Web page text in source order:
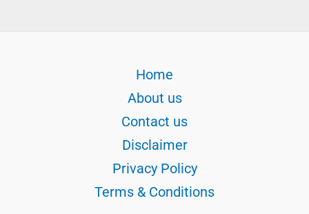
Home
About us
Contact us
Disclaimer
Privacy Policy
Terms & Conditions